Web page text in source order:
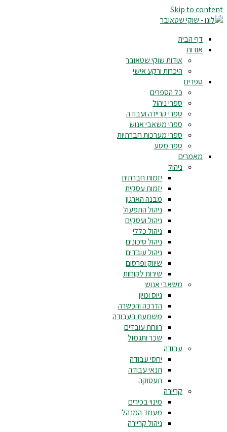
Skip to content
דף הבית
אודות
אודות שוקי שטאובר
היכרות ורקע אישי
ספרים
כל הספרים
ספרי ניהול
ספרי קריירה ועבודה
ספרי משאבי אנוש
ספרי מערכות חברתיות
ספר מסע
מאמרים
ניהול
יזמות חברתית
יזמות עסקית
מבנה הארגון
ניהול התפעול
ניהול ועסקים
ניהול כללי
ניהול סיכונים
ניהול עובדים
שיווק ופרסום
שירות לקוחות
משאבי אנוש
גיוס ומיון
הדרכה והכשרה
משמעת בעבודה
רווחת עובדים
שכר ותגמול
עבודה
יחסי עבודה
תנאי עבודה
תעסוקה
קריירה
מינוי בכירים
מעמד המנהל
ניהול קריירה